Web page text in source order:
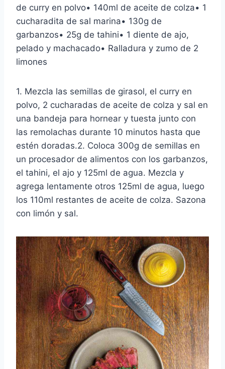
de curry en polvo• 140ml de aceite de colza• 1
cucharadita de sal marina• 130g de
garbanzos• 25g de tahini• 1 diente de ajo,
pelado y machacado• Ralladura y zumo de 2
limones
1. Mezcla las semillas de girasol, el curry en
polvo, 2 cucharadas de aceite de colza y sal en
una bandeja para hornear y tuesta junto con
las remolachas durante 10 minutos hasta que
estén doradas.2. Coloca 300g de semillas en
un procesador de alimentos con los garbanzos,
el tahini, el ajo y 125ml de agua. Mezcla y
agrega lentamente otros 125ml de agua, luego
los 110ml restantes de aceite de colza. Sazona
con limón y sal.